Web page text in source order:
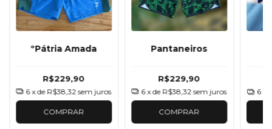
ºPátria Amada
R$229,90
6 x de R$38,32 sem juros
COMPRAR
Pantaneiros
R$229,90
6 x de R$38,32 sem juros
COMPRAR
6